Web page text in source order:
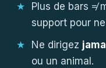
Plus de bars ≠
support pour ne
Ne dirigez
ou un animal.